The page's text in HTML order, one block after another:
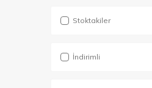
Stoktakiler
İndirimli